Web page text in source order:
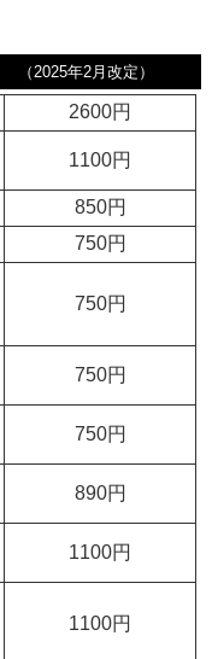
（2025年2月改定）
2600円
1100円
850円
750円
750円
750円
750円
890円
1100円
1100円